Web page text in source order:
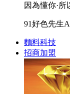
因為懂你·所
91好色先生
麵料科技
招商加盟